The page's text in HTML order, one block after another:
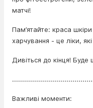
матчі!
Пам’ятайте: краса
харчування - це ліки,
Дивіться до кінця! Буде
Важливі моменти: